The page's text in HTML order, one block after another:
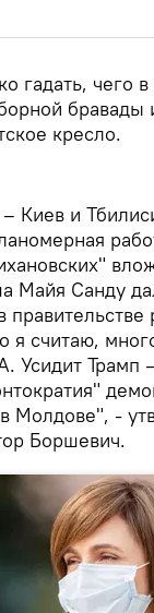
гадать, чего
бравады
кресло.
Киев и
Майя Санду
я считаю,
Усидит Трамп
Молдове", -
Боршевич.